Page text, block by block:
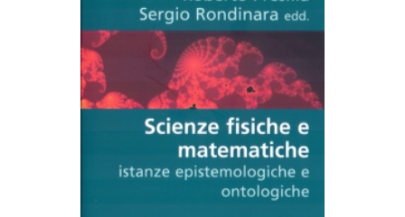
AGGIUNGI AL CARRELLO